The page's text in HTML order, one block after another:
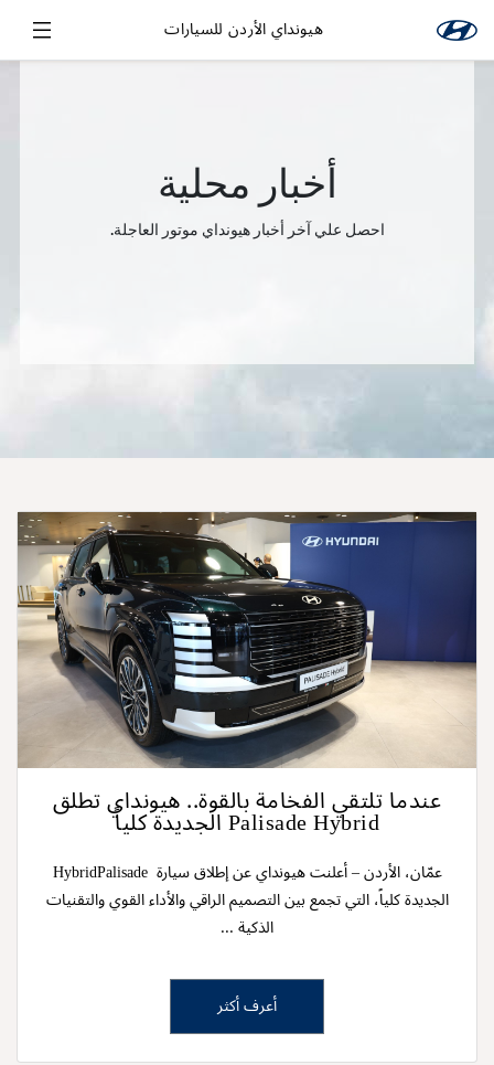
هيونداي الأردن للسيارات
أخبار محلية
احصل علي آخر أخبار هيونداي موتور العاجلة.
عندما تلتقي الفخامة بالقوة.. هيونداي تطلق
‌‌Palisade Hybrid‌‌ الجديدة كلياً
عمّان، الأردن – ‌‌أعلنت هيونداي عن إطلاق سيارة‌‌ ‌ Hybrid‌‌Palisade‌
‌‌الجديدة كلياً، التي تجمع بين التصميم الراقي‌‌ والأداء القوي والتقنيات
الذكية ...
أعرف أكثر